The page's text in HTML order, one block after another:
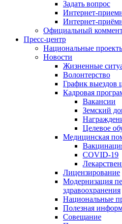
Задать вопрос
Интернет-
Интернет-
Официальный
Пресс-центр
Национальные
Новости
Жизненные
Волонтерство
График выездов
Кадровая
Вакансии
Земский
Целевое
Медицинская
COVID-19
Лицензирование
Модернизация
здравоохранения
Национальные
Полезная
Совещание